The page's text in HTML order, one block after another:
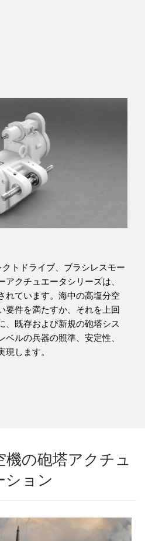
トドライブ、ブラシレスモー
クチュエータシリーズは、
れています。海中の高塩分空
要件を満たすか、それを上回
、既存および新規の砲塔シス
ルの兵器の照準、安定性、
します。
機の砲塔アクチュ
ション